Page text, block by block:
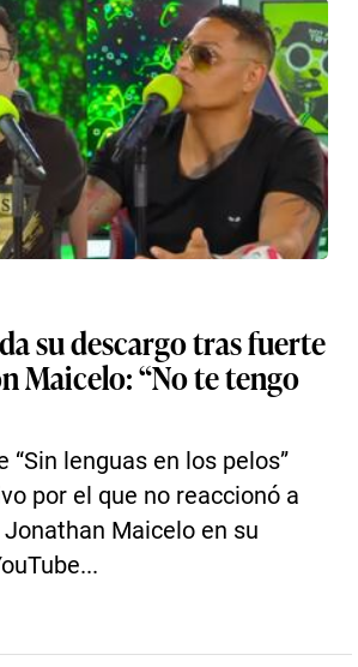
su descargo tras fuerte
Maicelo: “No te tengo
“Sin lenguas en los pelos”
por el que no reaccionó a
Maicelo en su